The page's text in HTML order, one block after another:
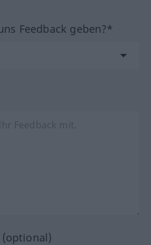
Feedback geben?*
(optional)